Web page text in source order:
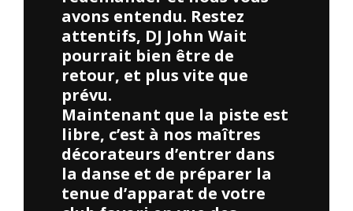
avons entendu. Restez
attentifs, DJ John Wait
pourrait bien être de
retour, et plus vite que
prévu.
Maintenant que la piste est
libre, c’est à nos maîtres
décorateurs d’entrer dans
la danse et de préparer la
tenue d’apparat de votre